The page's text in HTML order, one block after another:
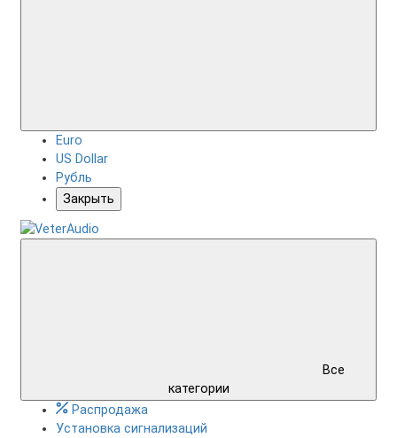
Euro
US Dollar
Рубль
Закрыть
Все
категории
Распродажа
Установка сигнализаций